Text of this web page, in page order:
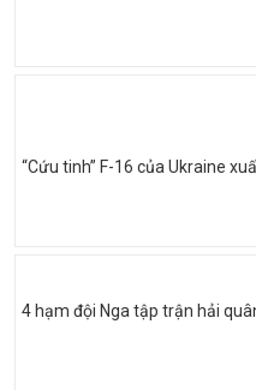
“Cứu tinh” F-16 của Ukraine
4 hạm đội Nga tập trận hải